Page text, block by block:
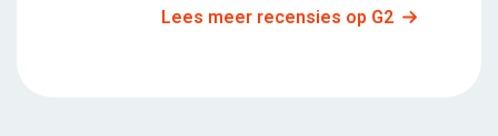
Lees meer recensies op G2